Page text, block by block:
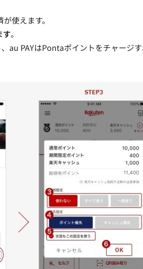
使えます。
す。
au PAYはPontaポイントをチャージ